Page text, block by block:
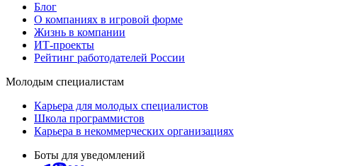
Блог
О компаниях в игровой форме
Жизнь в компании
ИТ-проекты
Рейтинг работодателей России
Молодым специалистам
Карьера для молодых специалистов
Школа программистов
Карьера в некоммерческих организациях
Боты для уведомлений